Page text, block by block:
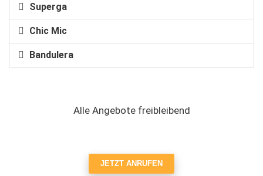
Superga
Chic Mic
Bandulera
Alle Angebote freibleibend
JETZT ANRUFEN